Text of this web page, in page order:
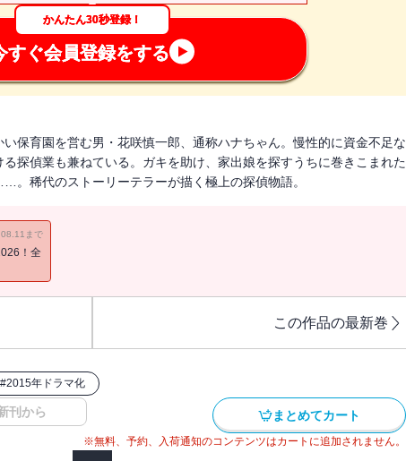
かんたん30秒登録！
すぐ会員登録をする
保育園を営む男・花咲慎一郎、通称ハナちゃん。慢性的に資金不足な
探偵業も兼ねている。ガキを助け、家出娘を探すうちに巻きこまれた
稀代のストーリーテラーが描く極上の探偵物語。
まで
！全
この作品の最新巻
#2015年ドラマ化
刊から まとめてカート
※無料、予約、入荷通知のコンテンツはカートに追加されません。